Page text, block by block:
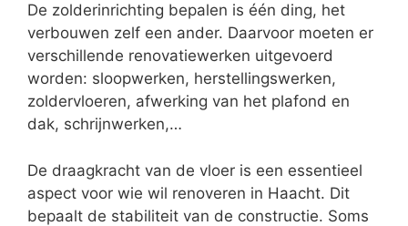
De zolderinrichting bepalen is één ding, het
verbouwen zelf een ander. Daarvoor moeten er
verschillende renovatiewerken uitgevoerd
worden: sloopwerken, herstellingswerken,
zoldervloeren, afwerking van het plafond en
dak, schrijnwerken,…
De draagkracht van de vloer is een essentieel
aspect voor wie wil renoveren in Haacht. Dit
bepaalt de stabiliteit van de constructie. Soms